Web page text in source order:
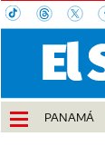
PANAMÁ